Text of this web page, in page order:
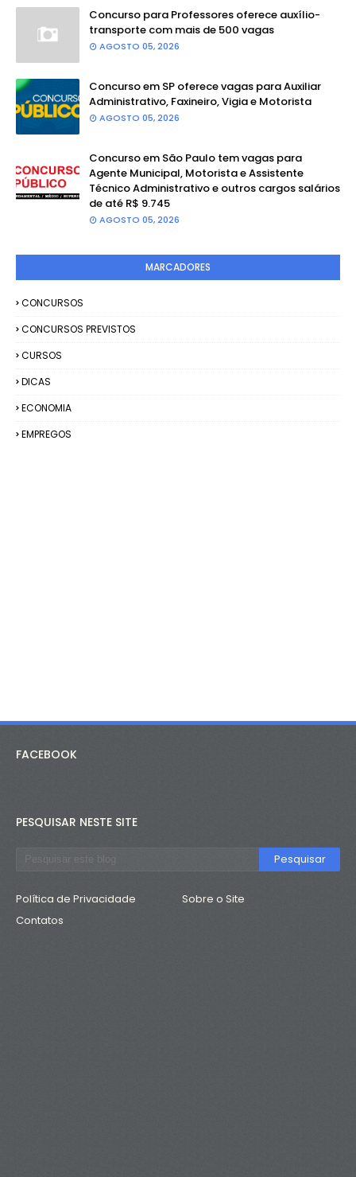
Concurso para Professores oferece auxílio-
transporte com mais de 500 vagas
AGOSTO 05, 2026
Concurso em SP oferece vagas para Auxiliar
Administrativo, Faxineiro, Vigia e Motorista
AGOSTO 05, 2026
Concurso em São Paulo tem vagas para
Agente Municipal, Motorista e Assistente
Técnico Administrativo e outros cargos salários
de até R$ 9.745
AGOSTO 05, 2026
MARCADORES
CONCURSOS
CONCURSOS PREVISTOS
CURSOS
DICAS
ECONOMIA
EMPREGOS
FACEBOOK
PESQUISAR NESTE SITE
Política de Privacidade
Sobre o Site
Contatos